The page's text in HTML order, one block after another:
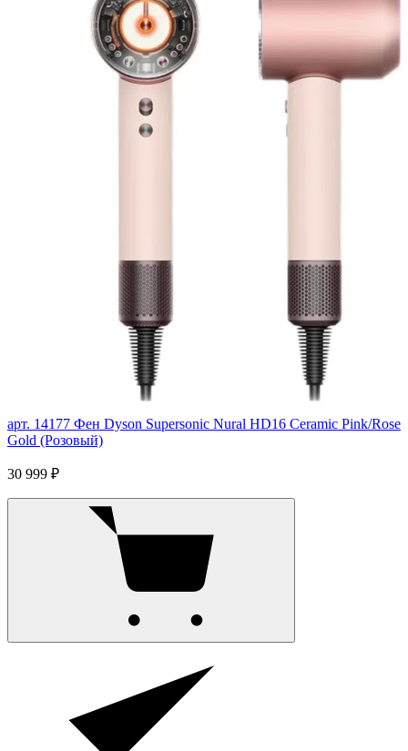
арт. 14177 Фен Dyson Supersonic Nural HD16 Ceramic Pink/Rose
Gold (Розовый)
30 999 ₽